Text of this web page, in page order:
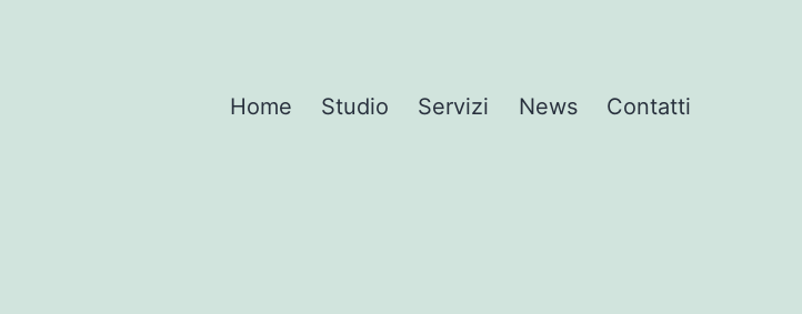
Home Studio Servizi News Contatti